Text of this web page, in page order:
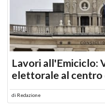
Lavori all'Emiciclo:
elettorale al centro
di Redazione